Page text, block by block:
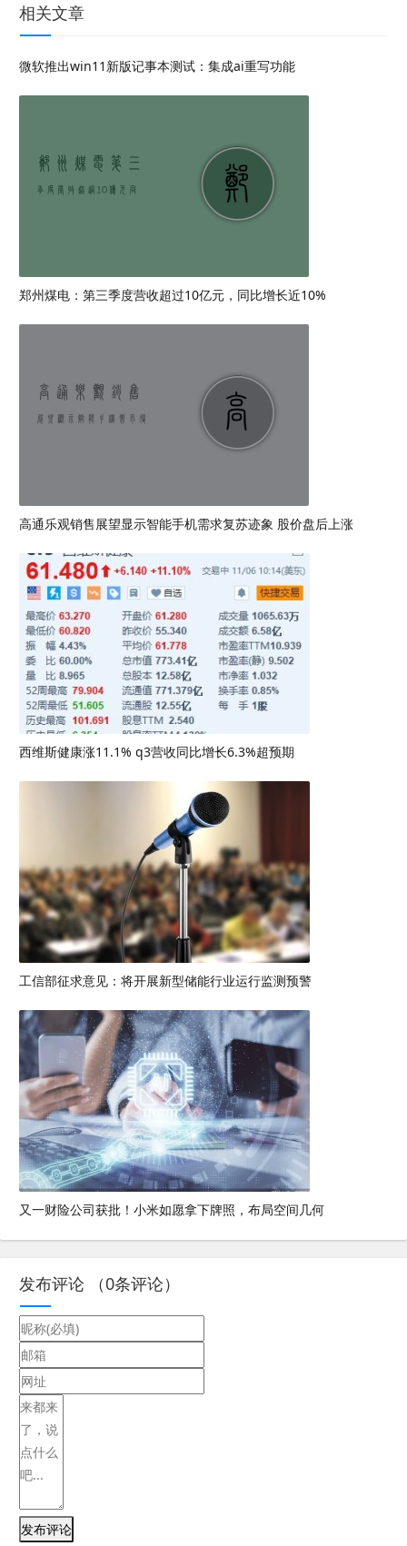
相关文章
微软推出win11新版记事本测试：集成ai重写功能
郑州煤电：第三季度营收超过10亿元，同比增长近10%
高通乐观销售展望显示智能手机需求复苏迹象 股价盘后上涨
西维斯健康涨11.1% q3营收同比增长6.3%超预期
工信部征求意见：将开展新型储能行业运行监测预警
又一财险公司获批！小米如愿拿下牌照，布局空间几何
发布评论 （0条评论）
发布评论